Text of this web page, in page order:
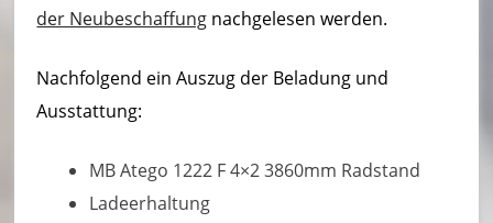
der Neubeschaffung nachgelesen werden.
Nachfolgend ein Auszug der Beladung und
Ausstattung:
MB Atego 1222 F 4×2 3860mm Radstand
Ladeerhaltung